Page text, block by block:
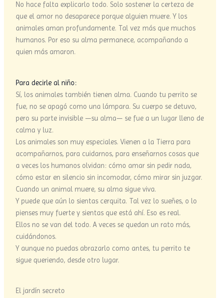
No hace falta explicarlo todo. Solo sostener la certeza de
que el amor no desaparece porque alguien muere. Y los
animales aman profundamente. Tal vez más que muchos
humanos. Por eso su alma permanece, acompañando a
quien más amaron.
Para decirle al niño:
Sí, los animales también tienen alma. Cuando tu perrito se
fue, no se apagó como una lámpara. Su cuerpo se detuvo,
pero su parte invisible —su alma— se fue a un lugar lleno de
calma y luz.
Los animales son muy especiales. Vienen a la Tierra para
acompañarnos, para cuidarnos, para enseñarnos cosas que
a veces los humanos olvidan: cómo amar sin pedir nada,
cómo estar en silencio sin incomodar, cómo mirar sin juzgar.
Cuando un animal muere, su alma sigue viva.
Y puede que aún lo sientas cerquita. Tal vez lo sueñes, o lo
pienses muy fuerte y sientas que está ahí. Eso es real.
Ellos no se van del todo. A veces se quedan un rato más,
cuidándonos.
Y aunque no puedas abrazarlo como antes, tu perrito te
sigue queriendo, desde otro lugar.
El jardín secreto